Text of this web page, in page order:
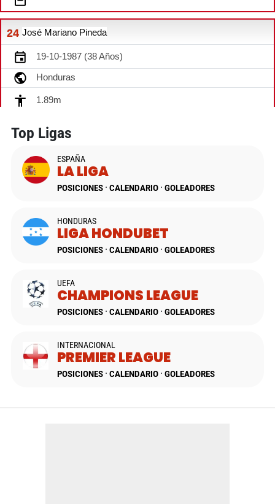
Top Ligas
ESPAÑA
LA LIGA
POSICIONES CALENDARIO GOLEADORES
HONDURAS
LIGA HONDUBET
POSICIONES CALENDARIO GOLEADORES
UEFA
CHAMPIONS LEAGUE
POSICIONES CALENDARIO GOLEADORES
INTERNACIONAL
PREMIER LEAGUE
POSICIONES CALENDARIO GOLEADORES